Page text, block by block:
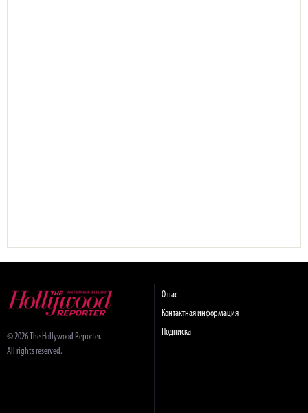
© 2026 The Hollywood Reporter.
All rights reserved.
О нас
Контактная информация
Подписка